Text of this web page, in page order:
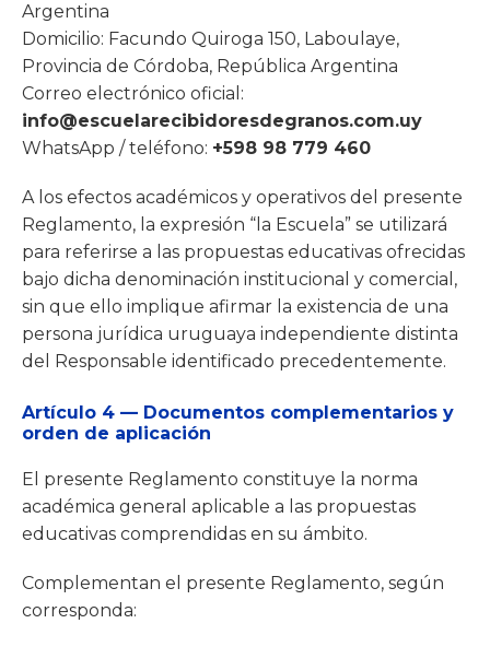
Argentina
Domicilio: Facundo Quiroga 150, Laboulaye,
Provincia de Córdoba, República Argentina
Correo electrónico oficial:
info@escuelarecibidoresdegranos.com.uy
WhatsApp / teléfono: +598 98 779 460
A los efectos académicos y operativos del presente
Reglamento, la expresión “la Escuela” se utilizará
para referirse a las propuestas educativas ofrecidas
bajo dicha denominación institucional y comercial,
sin que ello implique afirmar la existencia de una
persona jurídica uruguaya independiente distinta
del Responsable identificado precedentemente.
Artículo 4 — Documentos complementarios y
orden de aplicación
El presente Reglamento constituye la norma
académica general aplicable a las propuestas
educativas comprendidas en su ámbito.
Complementan el presente Reglamento, según
corresponda: